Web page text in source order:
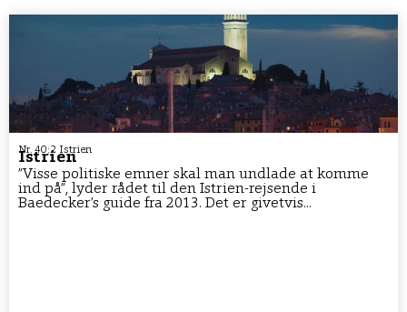
Nr. 40:2 Istrien
Istrien
”Visse politiske emner skal man undlade at komme
ind på”, lyder rådet til den Istrien-rejsende i
Baedecker’s guide fra 2013. Det er givetvis...